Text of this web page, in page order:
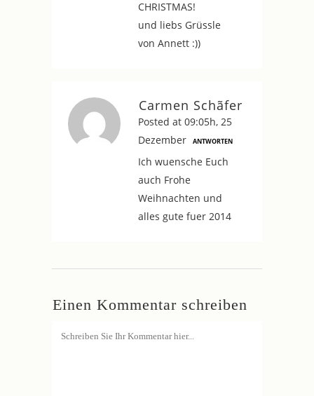
CHRISTMAS!
und liebs Grüssle
von Annett :))
Carmen Schãfer
Posted at 09:05h, 25
Dezember
ANTWORTEN
Ich wuensche Euch
auch Frohe
Weihnachten und
alles gute fuer 2014
Einen Kommentar schreiben